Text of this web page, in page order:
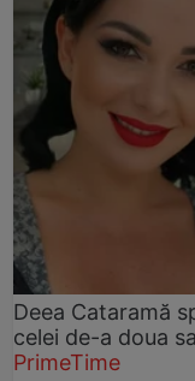
Deea Cataramă
celei de-a doua
PrimeTime